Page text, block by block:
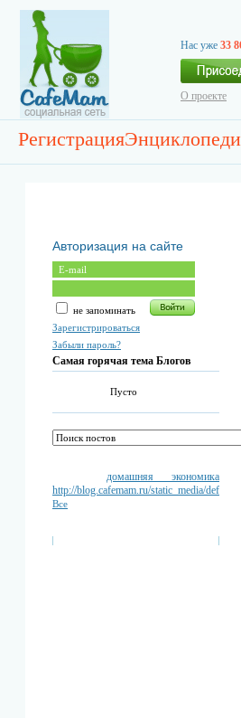
Нас уже 33
О проекте
Регистрация
Авторизация на сайте
не запоминать
Зарегистрироваться
Забыли пароль?
Самая горячая тема Блогов
Пусто
домашняя экономика
http://blog.cafemam.ru/static_media/default/
Все